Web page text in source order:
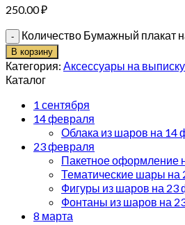
250.00₽
Количество Бумажный плакат
В корзину
Категория: Аксессуары на
Каталог
1 сентября
14 февраля
Облака из шаров на 14
23 февраля
Пакетное оформление
Тематические шары на
Фигуры из шаров на 23
Фонтаны из шаров на
8 марта